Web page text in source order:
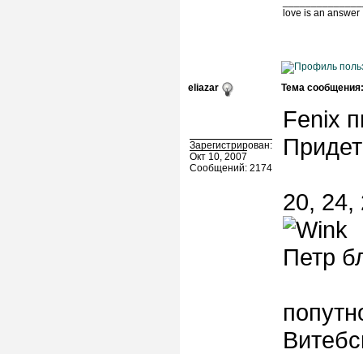
love is an answer
eliazar Тема сообщения:
Зарегистрирован:
Окт 10, 2007
Сообщений: 2174
Fenix
20, 24,
Петр